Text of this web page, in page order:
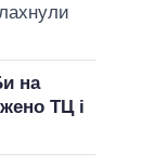
на
ТЦ і